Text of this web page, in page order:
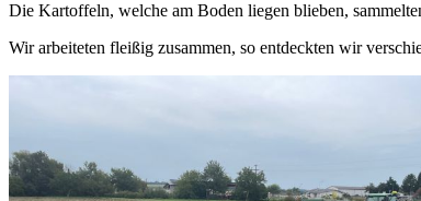
Die Kartoffeln, welche am Boden liegen blieben,
Wir arbeiteten fleißig zusammen, so entdeckten wir